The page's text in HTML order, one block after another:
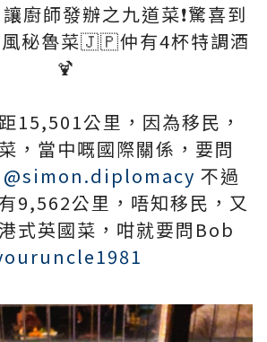
師發辦之九道菜❗️驚喜到
風秘魯菜🇯🇵仲有4杯特調酒
🍹
15,501公里，因為移民，
，當中嘅國際關係，要問
@simon.diplomacy 不過
9,562公里，唔知移民，又
式英國菜，咁就要問Bob